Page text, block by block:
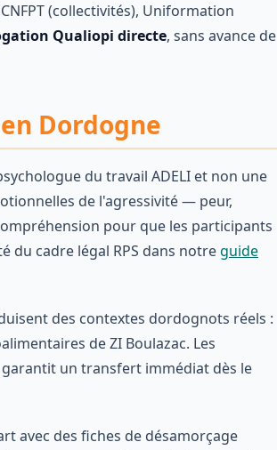
(collectivités), Uniformation
Qualiopi directe, sans avance de
Dordogne
du travail ADELI et non une
de l'agressivité — peur,
pour que les participants
du cadre légal RPS dans notreguide
des contextes dordognots réels :
de ZI Boulazac. Les
un transfert immédiat dès le
avec des fiches de désamorçage